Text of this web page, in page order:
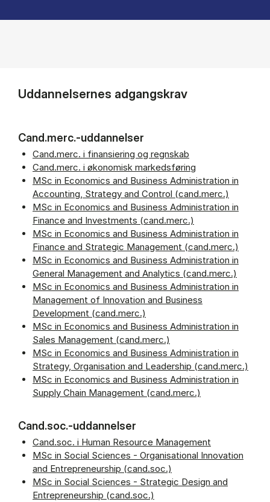
Uddannelsernes adgangskrav
Cand.merc.-uddannelser
Cand.merc. i finansiering og regnskab
Cand.merc. i økonomisk markedsføring
MSc in Economics and Business Administration in
Accounting, Strategy and Control (cand.merc.)
MSc in Economics and Business Administration in
Finance and Investments (cand.merc.)
MSc in Economics and Business Administration in
Finance and Strategic Management (cand.merc.)
MSc in Economics and Business Administration in
General Management and Analytics (cand.merc.)
MSc in Economics and Business Administration in
Management of Innovation and Business
Development (cand.merc.)
MSc in Economics and Business Administration in
Sales Management (cand.merc.)
MSc in Economics and Business Administration in
Strategy, Organisation and Leadership (cand.merc.)
MSc in Economics and Business Administration in
Supply Chain Management (cand.merc.)
Cand.soc.-uddannelser
Cand.soc. i Human Resource Management
MSc in Social Sciences - Organisational Innovation
and Entrepreneurship (cand.soc.)
MSc in Social Sciences - Strategic Design and
Entrepreneurship (cand.soc.)